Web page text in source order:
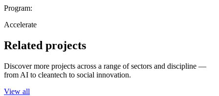
Program:
Accelerate
Related projects
Discover more projects across a range of sectors and discipline —
from AI to cleantech to social innovation.
View all